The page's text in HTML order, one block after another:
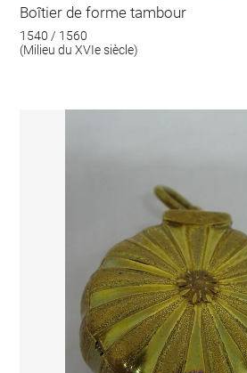
Boîtier de forme tambour
1540 / 1560
(Milieu du XVIe siècle)